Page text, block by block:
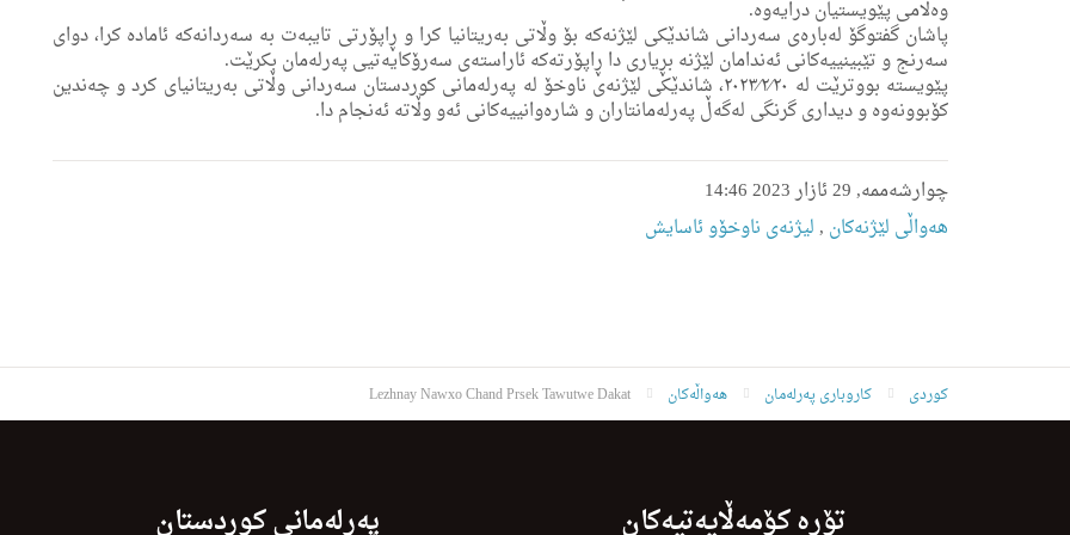
وەڵامی پێویستیان درایەوە.
پاشان گفتوگۆ لەبارەی سەردانی شاندێکی لێژنەکە بۆ وڵاتی بەریتانیا کرا و ڕاپۆرتی تایبەت بە سەردانەکە ئامادە کرا، دوای
سەرنج و تێبینییەکانی ئەندامان لێژنە بڕیاری دا ڕاپۆرتەکە ئاراستەی سەرۆکایەتیی پەرلەمان بکرێت.
پێویستە بووترێت لە ٢٠٢٣⁄٢⁄٢٠، شاندێکی لێژنەی ناوخۆ لە پەرلەمانی کوردستان سەردانی وڵاتی بەریتانیای کرد و چەندین
کۆبوونەوە و دیداری گرنگی لەگەڵ پەرلەمانتاران و شارەوانییەکانی ئەو وڵاتە ئەنجام دا.
چوارشەممە, 29 ئازار 2023 14:46
هه‌واڵى لێژنه‌كان ,لیژنەی ناوخۆو ئاسایش
کوردی کاروباری پەرلەمان هەواڵەکان Lezhnay Nawxo Chand Prsek Tawutwe Dakat
پەرلەمانی کوردستان تۆڕە کۆمەڵایەتیەکان